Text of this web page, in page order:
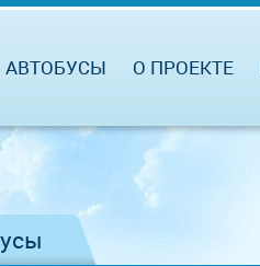
АВТОБУСЫ О ПРОЕКТЕ